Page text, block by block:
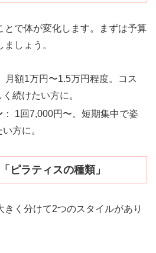
とで体が変化します。まずは予算
しょう。
月額1万円〜1.5万円程度。コス
続けたい方に。
： 1回7,000円〜。短期集中で姿
方に。
ピラティスの種類」
きく分けて2つのスタイルがあり